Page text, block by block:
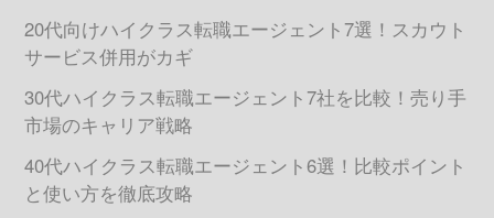
20代向けハイクラス転職エージェント7選！スカウト
サービス併用がカギ
30代ハイクラス転職エージェント7社を比較！売り手
市場のキャリア戦略
40代ハイクラス転職エージェント6選！比較ポイント
と使い方を徹底攻略